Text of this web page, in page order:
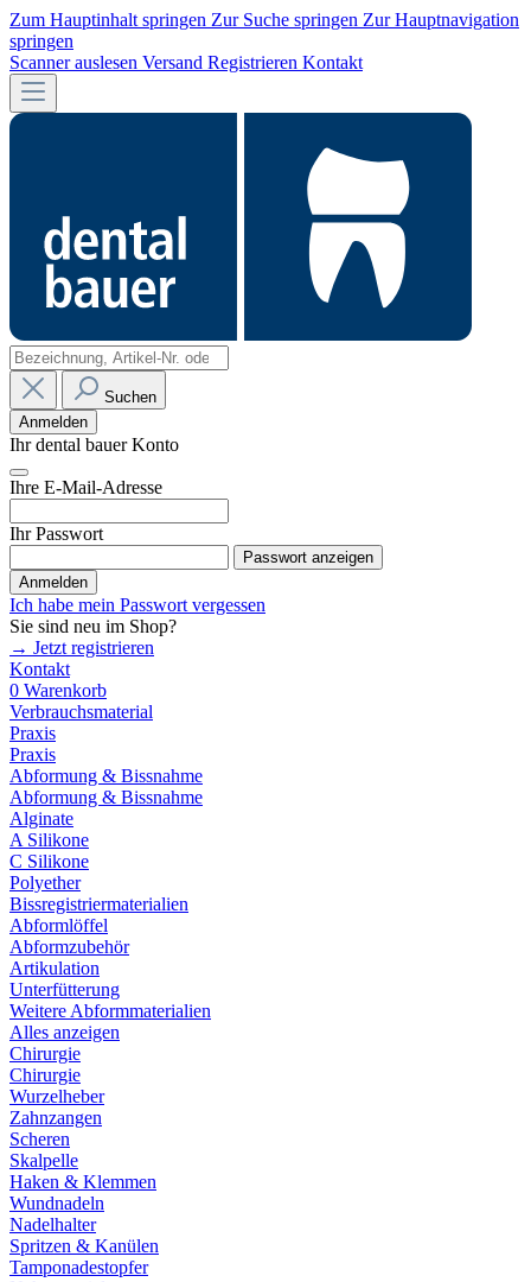
Zum Hauptinhalt springen Zur Suche springen Zur Hauptnavigation
springen
Scanner auslesen Versand Registrieren Kontakt
Suchen
Anmelden
Ihr dental bauer Konto
Ihre E-Mail-Adresse
Ihr Passwort
Passwort anzeigen
Anmelden
Ich habe mein Passwort vergessen
Sie sind neu im Shop?
→ Jetzt registrieren
Kontakt
0 Warenkorb
Verbrauchsmaterial
Praxis
Praxis
Abformung & Bissnahme
Abformung & Bissnahme
Alginate
A Silikone
C Silikone
Polyether
Bissregistriermaterialien
Abformlöffel
Abformzubehör
Artikulation
Unterfütterung
Weitere Abformmaterialien
Alles anzeigen
Chirurgie
Chirurgie
Wurzelheber
Zahnzangen
Scheren
Skalpelle
Haken & Klemmen
Wundnadeln
Nadelhalter
Spritzen & Kanülen
Tamponadestopfer